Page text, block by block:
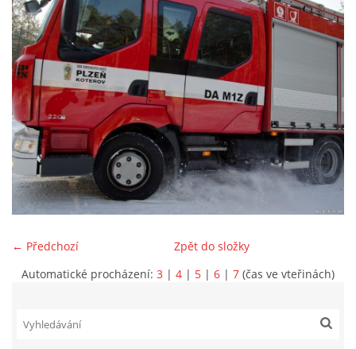
VÝCVIK JPO
ZÁSAHY
PREVENCE
SYMBOLY
← Předchozí
Zpět do složky
Automatické procházení: 3 | 4 | 5 | 6 | 7 (čas ve vteřinách)